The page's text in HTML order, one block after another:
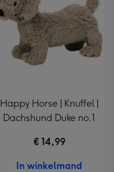
Happy Horse | Knuffel |
Dachshund Duke no.1
€ 14,99
In winkelmand